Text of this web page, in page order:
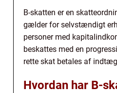
B-skatten er en
gælder for selvstændigt
personer med
beskattes med en
rette skat betales af
Hvordan har B-